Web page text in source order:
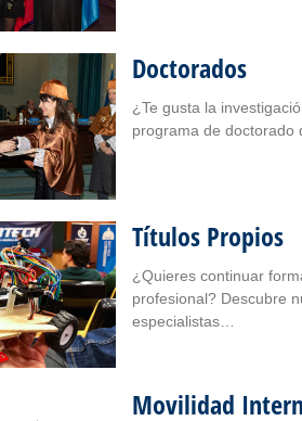
Doctorados
¿Te gusta la
programa de
Títulos Propios
¿Quieres continuar
profesional? Descubre
especialistas…
Movilidad